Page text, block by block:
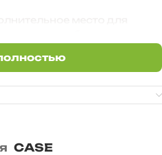
позволит
обуви, сохраняя ее в
мебелью для
CASE